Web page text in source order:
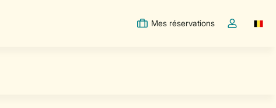
Mes réservations
Toggle the